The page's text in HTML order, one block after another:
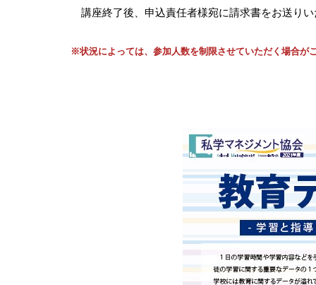
講座終了後、申込責任者様宛に請求書をお送り
※状況によっては、参加人数を制限させていただく場合が